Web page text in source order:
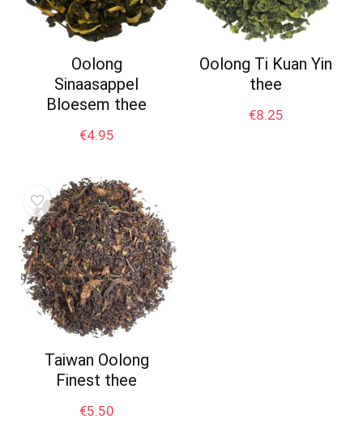
Oolong
Sinaasappel
Bloesem thee
€4.95
Oolong Ti Kuan Yin
thee
€8.25
Taiwan Oolong
Finest thee
€5.50